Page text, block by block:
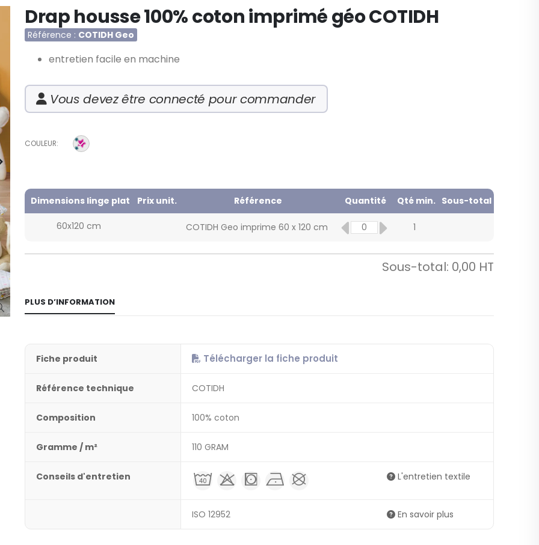
Drap housse 100% coton imprimé géo COTIDH
Référence COTIDH Geo
entretien facile en machine
Vous devez être connecté pour commander
COULEUR
Dimensions linge plat Prix unit. Référence Quantité Qté min. Sous-total
60x120 cm COTIDH Geo imprime 60 x 120 cm 1
Sous-total: 0,00
PLUS D’INFORMATION
Fiche produit Télécharger la fiche produit
Référence technique COTIDH
Composition 100% coton
Gramme / m² 110 GRAM
Conseils d'entretien e j k v A L'entretien textile
ISO 12952 En savoir plus